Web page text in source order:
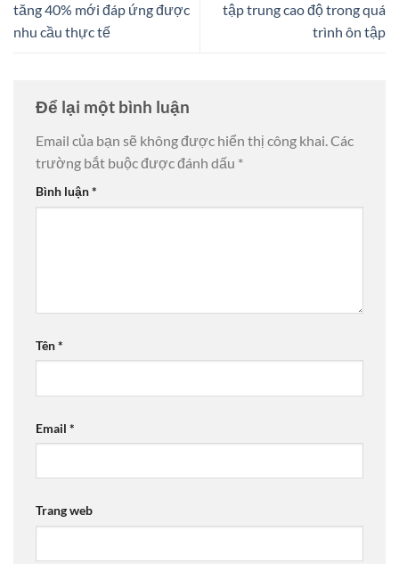
tăng 40% mới đáp ứng được
nhu cầu thực tế
tập trung cao độ trong quá
trình ôn tập
Để lại một bình luận
Email của bạn sẽ không được hiển thị công khai.Các
trường bắt buộc được đánh dấu *
Bình luận*
Tên*
Email *
Trang web